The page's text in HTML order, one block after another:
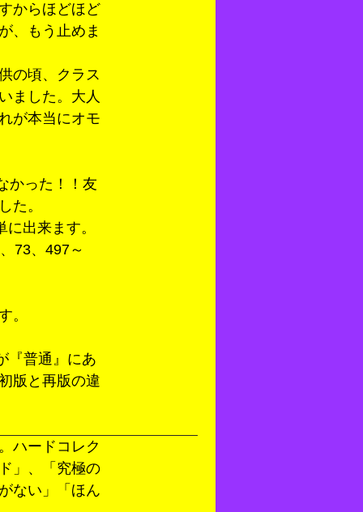
からほどほど
、もう止めま
の頃、クラス
ました。大人
が本当にオモ
かった！！友
た。
出来ます。
73、497～
。
『普通』にあ
版と再版の違
ハードコレク
」、「究極の
ない」「ほん